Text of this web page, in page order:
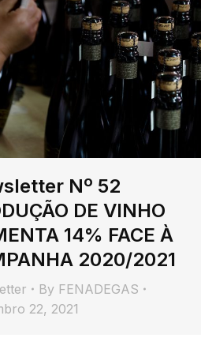
Nº 52
DE VINHO
14% FACE À
2020/2021
By FENADEGAS
22, 2021